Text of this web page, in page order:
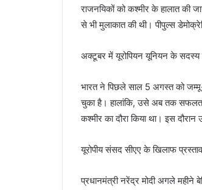
राजनयिकों को कश्मीर के हालात की
से भी मुलाकात की थी। पीपुल्स
अक्टूबर में यूरोपियन यूनियन के सदस्य
भारत ने पिछले साल 5 अगस्त को
चुका है। हालांकि, उसे अब तक
कश्मीर का दौरा किया था। इस दौरान
यूरोपीय संसद सीएए के खिलाफ प्रस्ताव
प्रधानमंत्री नरेंद्र मोदी अगले महीने